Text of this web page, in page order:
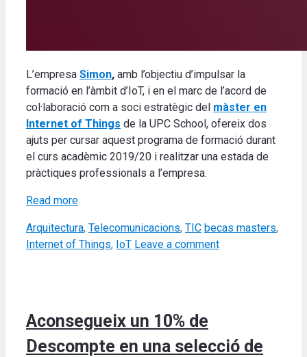
L’empresa Simon, amb l’objectiu d’impulsar la
formació en l’àmbit d’IoT, i en el marc de l’acord de
col·laboració com a soci estratègic del màster en
Internet of Things de la UPC School, ofereix dos
ajuts per cursar aquest programa de formació durant
el curs acadèmic 2019/20 i realitzar una estada de
pràctiques professionals a l’empresa.
Read more
Categories
Arquitectura, Telecomunicacions, TIC Tags
becas masters,
Internet of Things, IoT Leave a comment
Aconsegueix un 10% de
Descompte en una selecció de